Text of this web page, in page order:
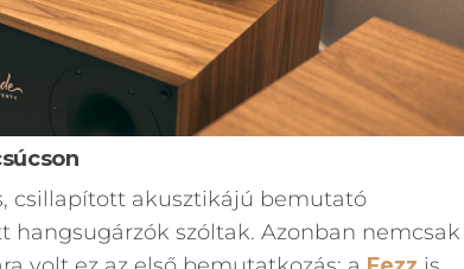
csillapított akusztikájú bemutató
hangsugárzók szóltak. Azonban nemcsak